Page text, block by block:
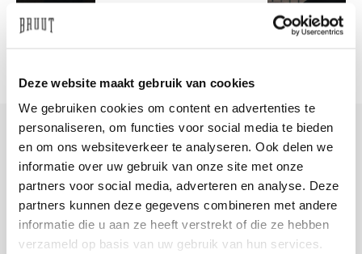
Deze website maakt gebruik van cookies
We gebruiken cookies om content en advertenties te
personaliseren, om functies voor social media te bieden
en om ons websiteverkeer te analyseren. Ook delen we
informatie over uw gebruik van onze site met onze
partners voor social media, adverteren en analyse. Deze
partners kunnen deze gegevens combineren met andere
informatie die u aan ze heeft verstrekt of die ze hebben
verzameld op basis van uw gebruik van hun services.
+31 23 205 2006
info@bruut.nl
Contact Formulier
Open tot 18:30